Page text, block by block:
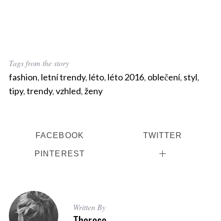
Tags from the story
fashion, letní trendy, léto, léto 2016, oblečení, styl,
tipy,trendy,vzhled,ženy
FACEBOOK TWITTER
PINTEREST
Written By